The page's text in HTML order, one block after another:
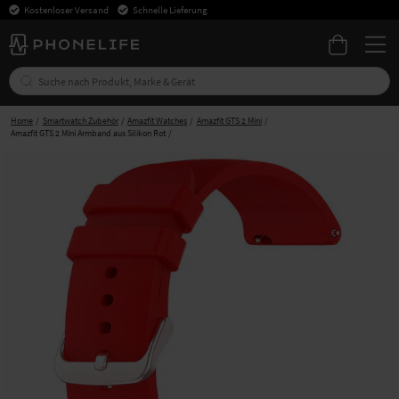
Kostenloser Versand Schnelle Lieferung
Home Smartwatch Zubehör Amazfit Watches
Amazfit GTS 2 Mini
Amazfit GTS 2 Mini Armband aus Silikon Rot